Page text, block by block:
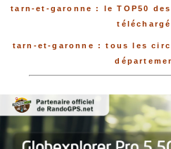
tarn-et-garonne : le TOP50
tarn-et-garonne : tous les